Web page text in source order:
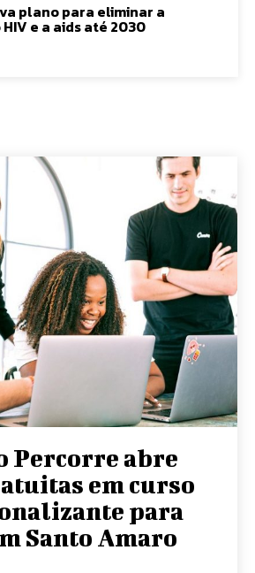
plano para eliminar a
e a aids até 2030
Percorre abre
em curso
para
Santo Amaro